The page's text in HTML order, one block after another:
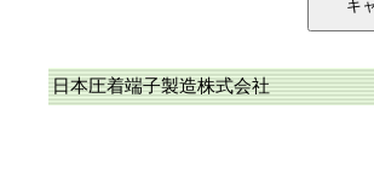
日本圧着端子製造株式会社